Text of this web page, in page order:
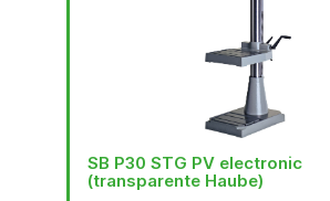
SB P30 STG PV electronic
(transparente Haube)